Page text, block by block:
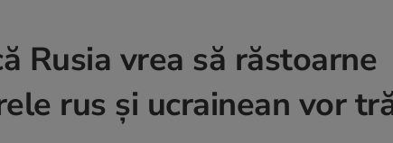
Rusia vrea să răstoarne
rus şi ucrainean vor